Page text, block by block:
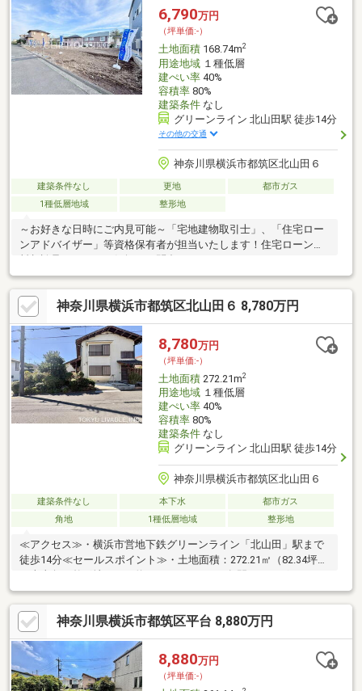
計画にお悩みの方にはファイナンシャルプランナーによる無料相
談会を承ります。物件ご購入後もＦＰによる生涯無料相談付きで
家計のアフターフォローもお任せください！
6,790万円
（坪単価:-）
土地面積168.74m2
用途地域１種低層
建ぺい率40%
容積率80%
建築条件なし
グリーンライン 北山田駅 徒歩14分
その他の交通
神奈川県横浜市都筑区北山田６
建築条件なし 更地
都市ガス
1種低層地域
整形地
～お好きな日時にご内見可能～「宅地建物取引士」、「住宅ロー
ンアドバイザー」等資格保有者が担当いたします！住宅ローン無
料相談承ります！お気軽にお問合せください！
神奈川県横浜市都筑区北山田６ 8,780万円
8,780万円
（坪単価:-）
土地面積272.21m2
用途地域１種低層
建ぺい率40%
容積率80%
建築条件なし
グリーンライン 北山田駅 徒歩14分
神奈川県横浜市都筑区北山田６
建築条件なし 本下水
都市ガス
角地
1種低層地域 整形地
≪アクセス≫・横浜市営地下鉄グリーンライン「北山田」駅まで
徒歩14分≪セールスポイント≫・土地面積：272.21㎡（82.34坪）
す・前面道路は約6.0ｍ幅員の公道につき、駐車の際にもゆとりが
ございます・南側が抜けており、陽当たり良好です・第1種低層住
居専用地域の閑静な住宅地です・建築条件はございませんので、
お好きなハウスメーカーで建築頂けます
神奈川県横浜市都筑区平台 8,880万円
8,880万円
（坪単価:-）